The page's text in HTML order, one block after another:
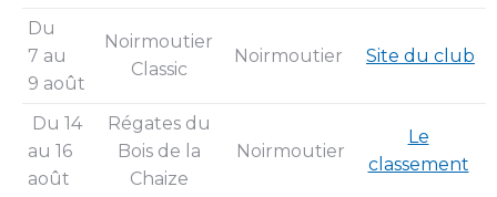
Du
7 au
9 août
Noirmoutier
Classic
Noirmoutier Site du club
Du 14
au 16
août
Régates du
Bois de la
Chaize
Noirmoutier
Le
classement